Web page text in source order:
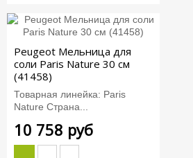
Peugeot Мельница для
соли Paris Nature 30 см
(41458)
Товарная линейка: Paris
Nature Страна...
10 758 руб